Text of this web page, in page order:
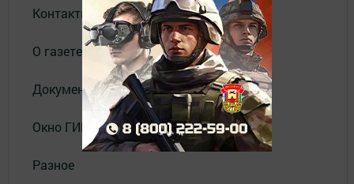
Контакты
О газете
Документы
Окно ГИБДД
Разное